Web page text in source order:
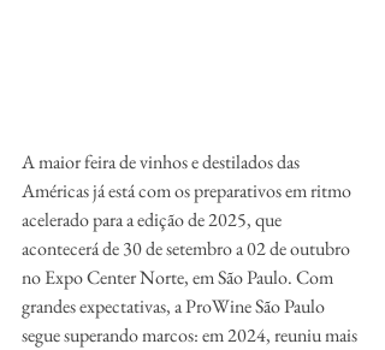
A maior feira de vinhos e destilados das
Américas já está com os preparativos em ritmo
acelerado para a edição de 2025, que
acontecerá de 30 de setembro a 02 de outubro
no Expo Center Norte, em São Paulo. Com
grandes expectativas, a ProWine São Paulo
segue superando marcos: em 2024, reuniu mais